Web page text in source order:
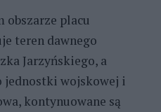
placu
teren dawnego
Jarzyńskiego, a
jednostki wojskowej i
kontynuowane są